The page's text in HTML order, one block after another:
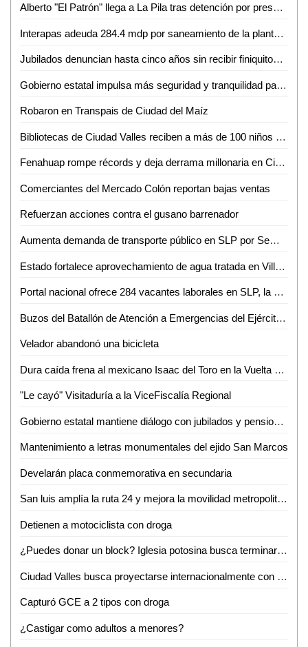
Alberto "El Patrón" llega a La Pila tras detención por presuntas agresiones
Interapas adeuda 284.4 mdp por saneamiento de la planta de aguas residuales Tanque Tenorio
Jubilados denuncian hasta cinco años sin recibir finiquitos en SLP
Gobierno estatal impulsa más seguridad y tranquilidad para las y los potosinos
Robaron en Transpais de Ciudad del Maíz
Bibliotecas de Ciudad Valles reciben a más de 100 niños en sus talleres de primavera
Fenahuap rompe récords y deja derrama millonaria en Ciudad Valles: David Medina
Comerciantes del Mercado Colón reportan bajas ventas
Refuerzan acciones contra el gusano barrenador
Aumenta demanda de transporte público en SLP por Semana Santa y Pascua
Estado fortalece aprovechamiento de agua tratada en Villa de Reyes
Portal nacional ofrece 284 vacantes laborales en SLP, la mayoría en la capital
Buzos del Batallón de Atención a Emergencias del Ejército Mexicano rescatan a un minero en el municipio de El Rosario, Sin.
Velador abandonó una bicicleta
Dura caída frena al mexicano Isaac del Toro en la Vuelta al País Vasco
"Le cayó" Visitaduría a la ViceFiscalía Regional
Gobierno estatal mantiene diálogo con jubilados y pensionados
Mantenimiento a letras monumentales del ejido San Marcos
Develarán placa conmemorativa en secundaria
San luis amplía la ruta 24 y mejora la movilidad metropolitana
Detienen a motociclista con droga
¿Puedes donar un block? Iglesia potosina busca terminar su centro administrativo en Valles
Ciudad Valles busca proyectarse internacionalmente con evento de ganado Brahman
Capturó GCE a 2 tipos con droga
¿Castigar como adultos a menores?